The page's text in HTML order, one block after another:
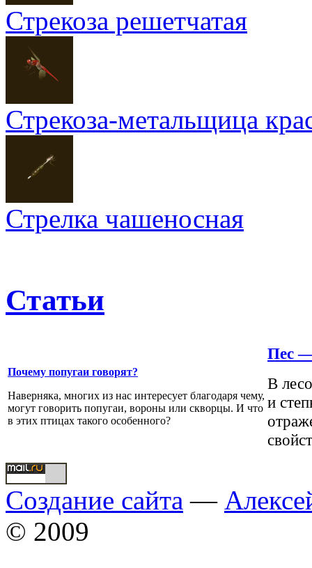
Стрекоза решетчатая
Стрекоза-метальщица
Стрелка чашеносная
Статьи
Почему попугаи говорят?
Наверняка, многих из нас интересует благодаря чему,
могут говорить попугаи, вороны или скворцы. И что
в этих птицах такого особенного?
Пес —
В
и
Создание сайта —
© 2009